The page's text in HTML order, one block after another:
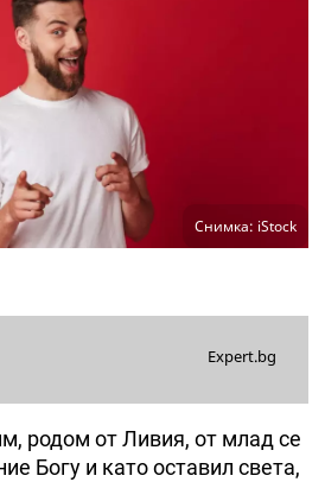
Снимка: iStock
Expert.bg
родом от Ливия, от млад се
Богу и като оставил света,